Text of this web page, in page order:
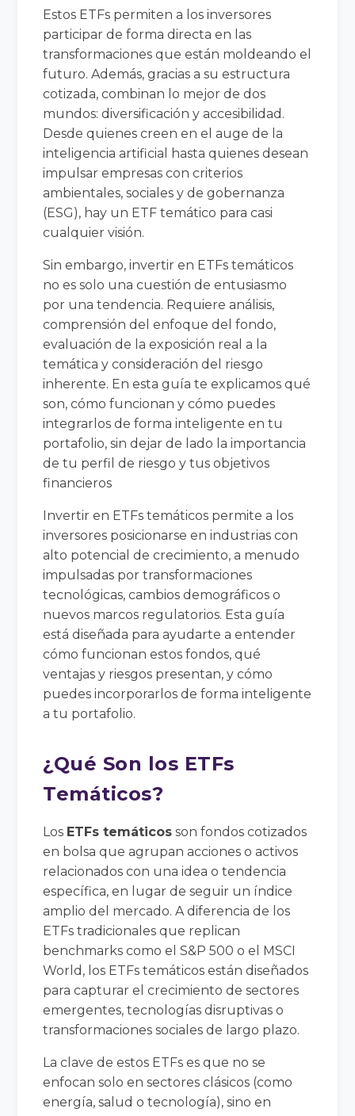
Estos ETFs permiten a los inversores
participar de forma directa en las
transformaciones que están moldeando el
futuro. Además, gracias a su estructura
cotizada, combinan lo mejor de dos
mundos: diversificación y accesibilidad.
Desde quienes creen en el auge de la
inteligencia artificial hasta quienes desean
impulsar empresas con criterios
ambientales, sociales y de gobernanza
(ESG), hay un ETF temático para casi
cualquier visión.
Sin embargo, invertir en ETFs temáticos
no es solo una cuestión de entusiasmo
por una tendencia. Requiere análisis,
comprensión del enfoque del fondo,
evaluación de la exposición real a la
temática y consideración del riesgo
inherente. En esta guía te explicamos qué
son, cómo funcionan y cómo puedes
integrarlos de forma inteligente en tu
portafolio, sin dejar de lado la importancia
de tu perfil de riesgo y tus objetivos
financieros
Invertir en ETFs temáticos permite a los
inversores posicionarse en industrias con
alto potencial de crecimiento, a menudo
impulsadas por transformaciones
tecnológicas, cambios demográficos o
nuevos marcos regulatorios. Esta guía
está diseñada para ayudarte a entender
cómo funcionan estos fondos, qué
ventajas y riesgos presentan, y cómo
puedes incorporarlos de forma inteligente
a tu portafolio.
¿Qué Son los ETFs
Temáticos?
Los ETFs temáticos son fondos cotizados
en bolsa que agrupan acciones o activos
relacionados con una idea o tendencia
específica, en lugar de seguir un índice
amplio del mercado. A diferencia de los
ETFs tradicionales que replican
benchmarks como el S&P 500 o el MSCI
World, los ETFs temáticos están diseñados
para capturar el crecimiento de sectores
emergentes, tecnologías disruptivas o
transformaciones sociales de largo plazo.
La clave de estos ETFs es que no se
enfocan solo en sectores clásicos (como
energía, salud o tecnología), sino en